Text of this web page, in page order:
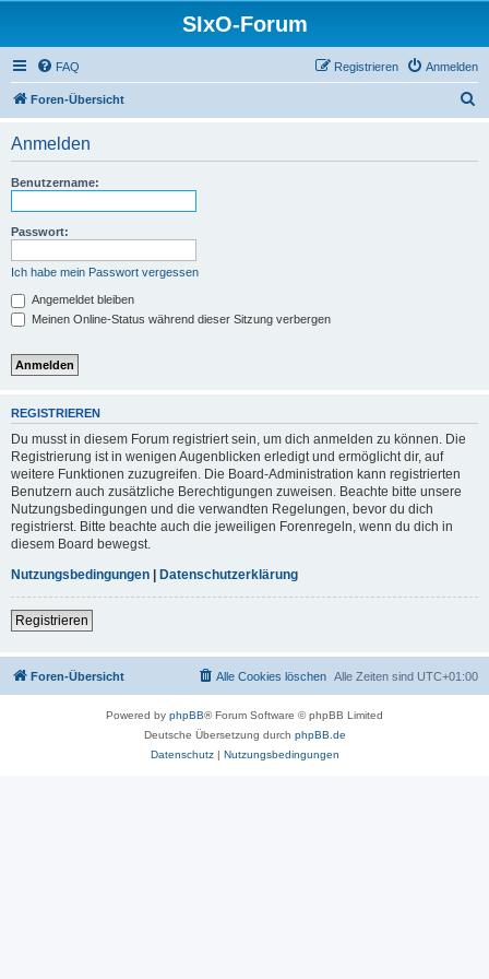
SIxO-Forum
FAQ Anmelden
Registrieren
Foren-Übersicht
Anmelden
Benutzername:
Passwort:
Ich habe mein Passwort vergessen
Angemeldet bleiben
Meinen Online-Status während dieser Sitzung verbergen
REGISTRIEREN
Du musst in diesem Forum registriert sein, um dich anmelden zu können. Die
Registrierung ist in wenigen Augenblicken erledigt und ermöglicht dir, auf
weitere Funktionen zuzugreifen. Die Board-Administration kann registrierten
Benutzern auch zusätzliche Berechtigungen zuweisen. Beachte bitte unsere
Nutzungsbedingungen und die verwandten Regelungen, bevor du dich
registrierst. Bitte beachte auch die jeweiligen Forenregeln, wenn du dich in
diesem Board bewegst.
Nutzungsbedingungen | Datenschutzerklärung
Registrieren
Foren-Übersicht Alle Zeiten sind UTC+01:00
Alle Cookies löschen
Powered by phpBB® Forum Software © phpBB Limited
Deutsche Übersetzung durch phpBB.de
Datenschutz| Nutzungsbedingungen